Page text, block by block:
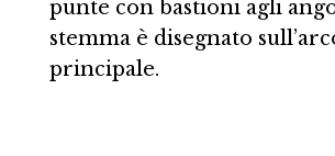
punte con bastioni agli
stemma è disegnato
principale.